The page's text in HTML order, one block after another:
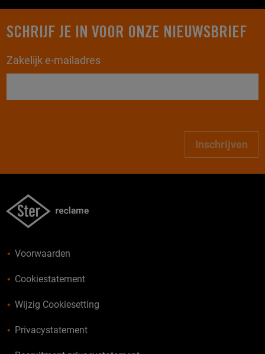
SCHRIJF JE IN VOOR ONZE NIEUWSBRIEF
Zakelijk e-mailadres
Inschrijven
Voorwaarden
Cookiestatement
Wijzig Cookiesetting
Privacystatement